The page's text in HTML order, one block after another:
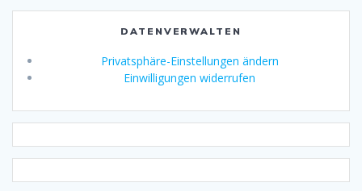
DATENVERWALTEN
Privatsphäre-Einstellungen ändern
Einwilligungen widerrufen